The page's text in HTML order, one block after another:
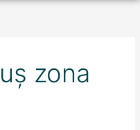
zona